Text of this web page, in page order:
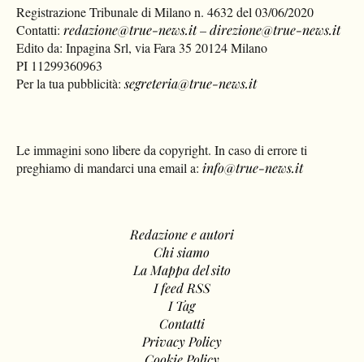
Registrazione Tribunale di Milano n. 4632 del 03/06/2020
Contatti:redazione@true-news.it–direzione@true-news.it
Edito da: Inpagina Srl, via Fara 35 20124 Milano
PI 11299360963
Per la tua pubblicità:segreteria@true-news.it
Le immagini sono libere da copyright. In caso di errore ti
preghiamo di mandarci una email a: info@true-news.it
Redazione e autori
Chi siamo
La Mappa del sito
I feed RSS
I Tag
Contatti
Privacy Policy